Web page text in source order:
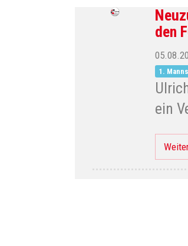
den
1.
ein